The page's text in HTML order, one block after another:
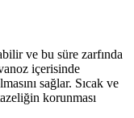
ve bu süre zarfında
içerisinde
sağlar. Sıcak ve
korunması